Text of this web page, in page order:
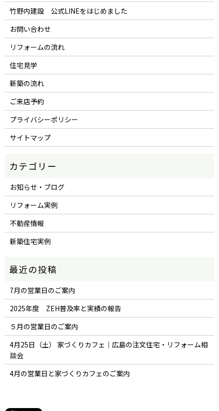
竹野内建設 公式LINEをはじめました
お問い合わせ
リフォームの流れ
住宅見学
新築の流れ
ご来店予約
プライバシーポリシー
サイトマップ
お知らせ・ブログ
リフォーム実例
不動産情報
新築住宅実例
7月の営業日のご案内
2025年度 ZEH普及率と実績の報告
５月の営業日のご案内
4月25日（土） 家づくりカフェ｜広島の注文住宅・リフォーム相
談会
4月の営業日と家づくりカフェのご案内